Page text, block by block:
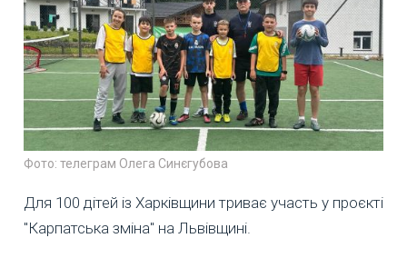
Фото: телеграм Олега Синєгубова
Для 100 дітей із Харківщини триває участь у проєкті
"Карпатська зміна" на Львівщині.